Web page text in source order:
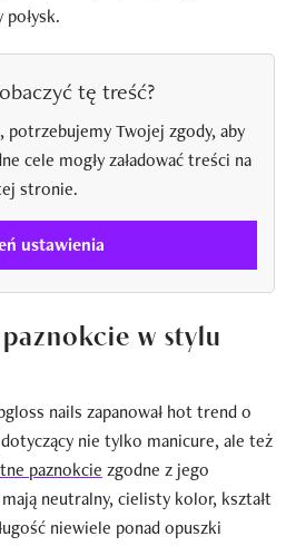
tę treść?
Twojej zgody, aby
cele mogły załadować treści na
stronie.
ustawienia
w stylu
nails zapanował hot trend o
nie tylko manicure, ale też
paznokcie zgodne z jego
neutralny, cielisty kolor, kształt
niewiele ponad opuszki